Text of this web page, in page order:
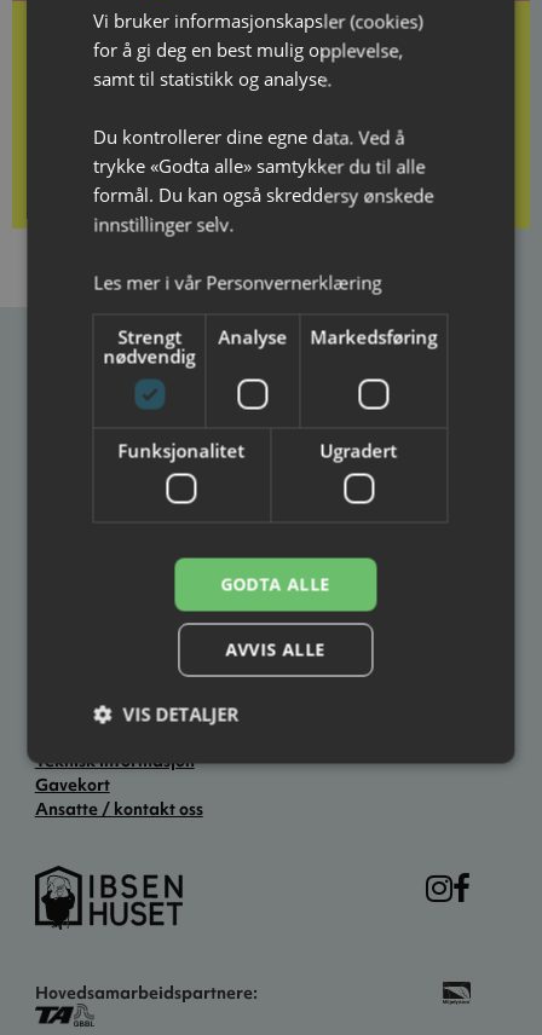
Ibsenhuset
Ibsenhuset
Ibsenhuset
Lundegate 6
3724 Skien
Hverdager: kl. 12.00–19.00
Lørdag: kl. 11.00–14.00
Ellers åpent to timer før forestillingsstart.
Teknisk informasjon
Gavekort
Ansatte / kontakt oss
Hovedsamarbeidspartnere:
Vi bruker informasjonskapsler (cookies)
for å gi deg en best mulig opplevelse,
samt til statistikk og analyse.
Du kontrollerer dine egne data. Ved å
trykke «Godta alle» samtykker du til alle
formål. Du kan også skreddersy ønskede
innstillinger selv.
Les mer i vår Personvernerklæring
Strengt
nødvendig
Analyse Markedsføring
Funksjonalitet Ugradert
GODTA ALLE
AVVIS ALLE
VIS DETALJER